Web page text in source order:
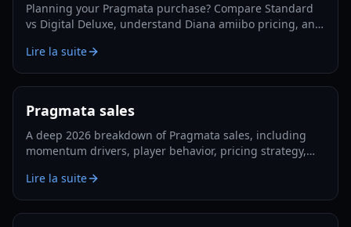
Planning your Pragmata purchase? Compare Standard
vs Digital Deluxe, understand Diana amiibo pricing, and
Lire la suite
Pragmata sales
A deep 2026 breakdown of Pragmata sales, including
momentum drivers, player behavior, pricing strategy,
Lire la suite